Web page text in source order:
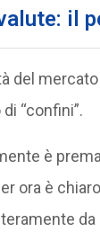
il
del
“confini”.
è
ora è